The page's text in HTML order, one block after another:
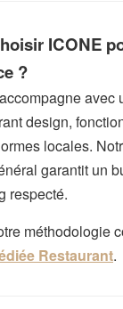
ICONE
?
avec
design,
locales.
garantit un
respecté.
méthodologie
Restaurant.